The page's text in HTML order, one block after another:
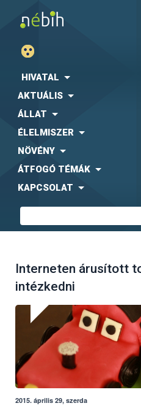
HIVATAL
AKTUÁLIS
ÁLLAT
ÉLELMISZER
NÖVÉNY
ÁTFOGÓ TÉMÁK
KAPCSOLAT
Interneten árusított
intézkedni
2015. április 29, szerda